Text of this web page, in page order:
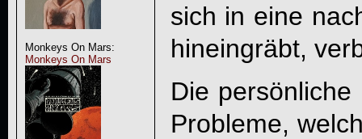
Monkeys On Mars:
Monkeys On Mars
sich in eine
hineingräbt,
Die
Probleme,